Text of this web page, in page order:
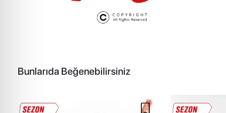
Bunlarıda Beğenebilirsiniz